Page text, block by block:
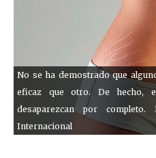
No se ha demostrado que
eficaz que otro. De hecho,
desaparezcan por
Internacional